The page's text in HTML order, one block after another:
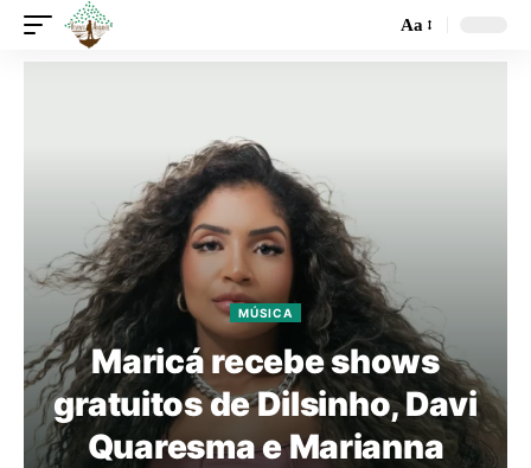
Aa
MÚSICA
Maricá recebe shows
gratuitos de Dilsinho, Davi
Quaresma e Marianna